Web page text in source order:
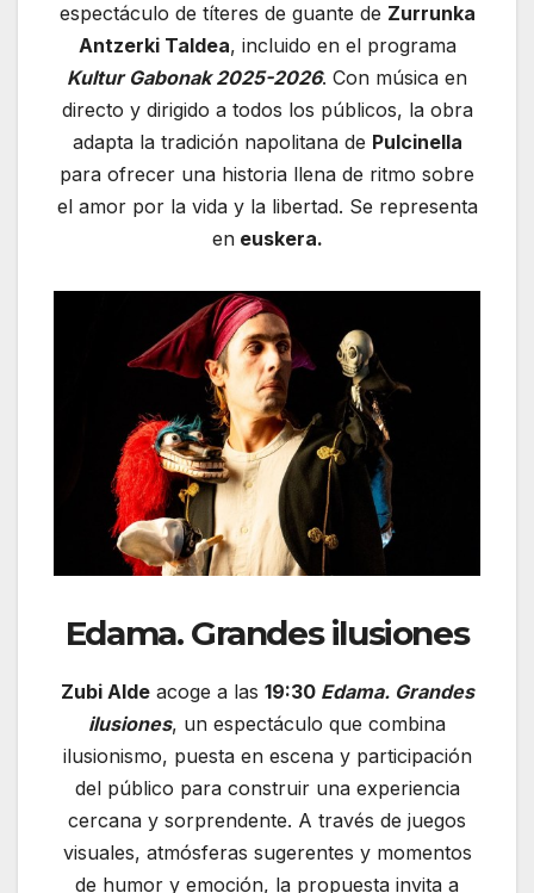
espectáculo de títeres de guante de Zurrunka
Antzerki Taldea, incluido en el programa
Kultur Gabonak 2025-2026. Con música en
directo y dirigido a todos los públicos, la obra
adapta la tradición napolitana de Pulcinella
para ofrecer una historia llena de ritmo sobre
el amor por la vida y la libertad. Se representa
eneuskera.
Edama. Grandes ilusiones
Zubi Aldeacoge a las 19:30 Edama. Grandes
ilusiones, un espectáculo que combina
ilusionismo, puesta en escena y participación
del público para construir una experiencia
cercana y sorprendente. A través de juegos
visuales, atmósferas sugerentes y momentos
de humor y emoción, la propuesta invita a